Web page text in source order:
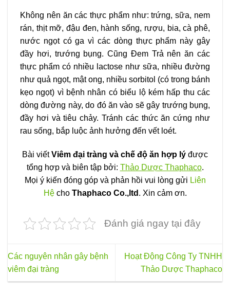
Không nên ăn các thực phẩm như: trứng, sữa, nem
rán, thịt mỡ, đậu đen, hành sống, rượu, bia, cà phê,
nước ngọt có ga vì các dòng thực phẩm này gây
đầy hơi, trướng bụng. Cũng Đem Trả nên ăn các
thực phẩm có nhiều lactose như sữa, nhiều đường
như quả ngọt, mật ong, nhiều sorbitol (có trong bánh
kẹo ngọt) vì bệnh nhân có biểu lộ kém hấp thu các
dòng đường này, do đó ăn vào sẽ gây trướng bụng,
đầy hơi và tiêu chảy. Tránh các thức ăn cứng như
rau sống, bắp luộc ảnh hưởng đến vết loét.
Bài viếtViêm đại tràng và chế độ ăn hợp lý được
tổng hợp và biên tập bởi: Thảo Dược Thaphaco.
Mọi ý kiến đóng góp và phản hồi vui lòng gửi Liên
Hệcho Thaphaco Co.,ltd . Xin cảm ơn.
Đánh giá ngay tại đây
Các nguyên nhân gây bệnh
viêm đại tràng
Hoạt Động Công Ty TNHH
Thảo Dược Thaphaco